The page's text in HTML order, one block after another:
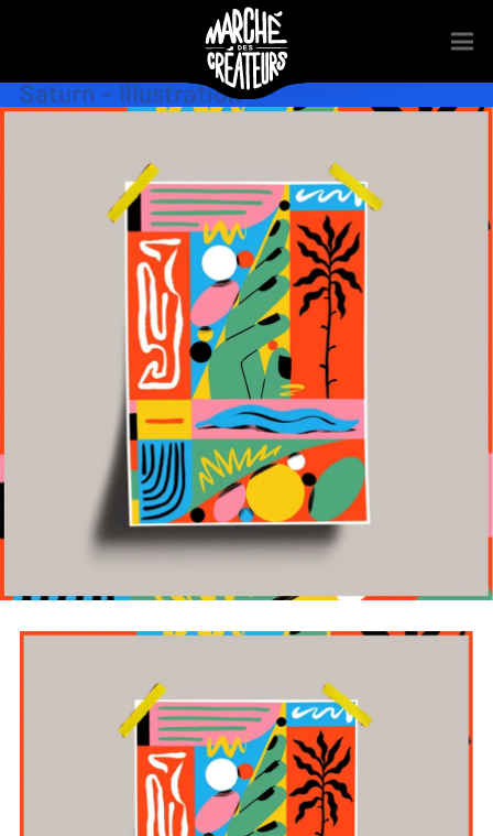
Saturn – Illustration
Illustration, Infographie
Street Art